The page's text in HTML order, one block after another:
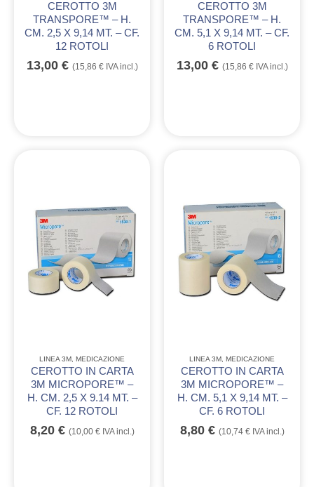
CEROTTO 3M
TRANSPORE™ – H.
CM. 2,5 X 9,14 MT. – CF.
12 ROTOLI
13,00 € (15,86 €IVA incl.)
CEROTTO 3M
TRANSPORE™ – H.
CM. 5,1 X 9,14 MT. – CF.
6 ROTOLI
13,00 € (15,86 €IVA incl.)
LINEA 3M, MEDICAZIONE
CEROTTO IN CARTA
3M MICROPORE™ –
H. CM. 2,5 X 9.14 MT. –
CF. 12 ROTOLI
8,20 € (10,00 €IVA incl.)
LINEA 3M, MEDICAZIONE
CEROTTO IN CARTA
3M MICROPORE™ –
H. CM. 5,1 X 9,14 MT. –
CF. 6 ROTOLI
8,80 € (10,74 €IVA incl.)